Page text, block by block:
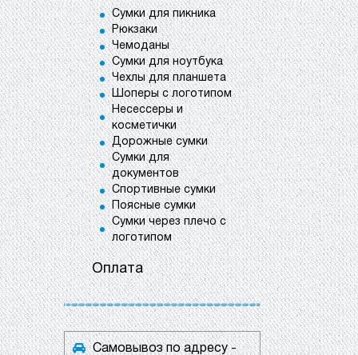
Сумки для пикника
Рюкзаки
Чемоданы
Сумки для ноутбука
Чехлы для планшета
Шоперы с логотипом
Несессеры и
косметички
Дорожные сумки
Сумки для
документов
Спортивные сумки
Поясные сумки
Сумки через плечо с
логотипом
Оплата
Самовывоз по адресу -